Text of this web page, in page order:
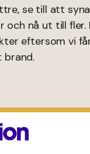
se till att
nå ut till fler.
eftersom vi